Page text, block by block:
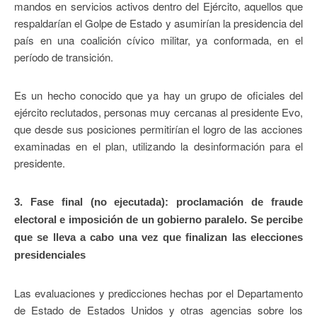
mandos en servicios activos dentro del Ejército, aquellos que
respaldarían el Golpe de Estado y asumirían la presidencia del
país en una coalición cívico militar, ya conformada, en el
período de transición.
Es un hecho conocido que ya hay un grupo de oficiales del
ejército reclutados, personas muy cercanas al presidente Evo,
que desde sus posiciones permitirían el logro de las acciones
examinadas en el plan, utilizando la desinformación para el
presidente.
3. Fase final (no ejecutada): proclamación de fraude
electoral e imposición de un gobierno paralelo. Se percibe
que se lleva a cabo una vez que finalizan las elecciones
presidenciales
Las evaluaciones y predicciones hechas por el Departamento
de Estado de Estados Unidos y otras agencias sobre los